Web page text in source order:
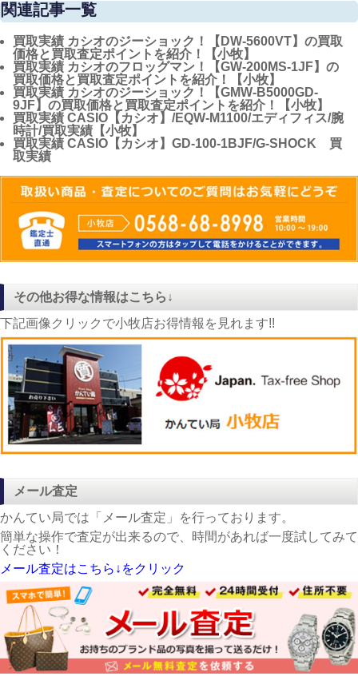
関連記事一覧
買取実績 カシオのジーショック！【DW-5600VT】の買取
価格と買取査定ポイントを紹介！【小牧】
買取実績 カシオのフロッグマン！【GW-200MS-1JF】の
買取価格と買取査定ポイントを紹介！【小牧】
買取実績 カシオのジーショック！【GMW-B5000GD-
9JF】の買取価格と買取査定ポイントを紹介！【小牧】
買取実績 CASIO【カシオ】/EQW-M1100/エディフィス/腕
時計/買取実績【小牧】
買取実績 CASIO【カシオ】GD-100-1BJF/G-SHOCK 買
取実績
その他お得な情報はこちら↓
下記画像クリックで小牧店お得情報を見れます!!
メール査定
かんてい局では「メール査定」を行っております。
簡単な操作で査定が出来るので、時間があれば一度試してみて
ください！
メール査定はこちら↓をクリック